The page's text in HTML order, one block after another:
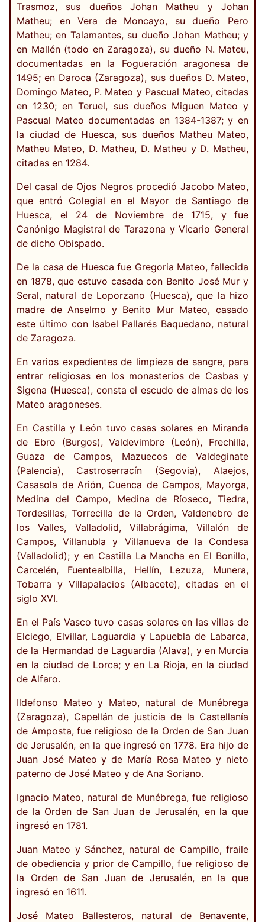
Trasmoz, sus dueños Johan Matheu y Johan
Matheu; en Vera de Moncayo, su dueño Pero
Matheu; en Talamantes, su dueño Johan Matheu; y
en Mallén (todo en Zaragoza), su dueño N. Mateu,
documentadas en la Fogueración aragonesa de
1495; en Daroca (Zaragoza), sus dueños D. Mateo,
Domingo Mateo, P. Mateo y Pascual Mateo, citadas
en 1230; en Teruel, sus dueños Miguen Mateo y
Pascual Mateo documentadas en 1384-1387; y en
la ciudad de Huesca, sus dueños Matheu Mateo,
Matheu Mateo, D. Matheu, D. Matheu y D. Matheu,
citadas en 1284.
Del casal de Ojos Negros procedió Jacobo Mateo,
que entró Colegial en el Mayor de Santiago de
Huesca, el 24 de Noviembre de 1715, y fue
Canónigo Magistral de Tarazona y Vicario General
de dicho Obispado.
De la casa de Huesca fue Gregoria Mateo, fallecida
en 1878, que estuvo casada con Benito José Mur y
Seral, natural de Loporzano (Huesca), que la hizo
madre de Anselmo y Benito Mur Mateo, casado
este último con Isabel Pallarés Baquedano, natural
de Zaragoza.
En varios expedientes de limpieza de sangre, para
entrar religiosas en los monasterios de Casbas y
Sigena (Huesca), consta el escudo de almas de los
Mateo aragoneses.
En Castilla y León tuvo casas solares en Miranda
de Ebro (Burgos), Valdevimbre (León), Frechilla,
Guaza de Campos, Mazuecos de Valdeginate
(Palencia), Castroserracín (Segovia), Alaejos,
Casasola de Arión, Cuenca de Campos, Mayorga,
Medina del Campo, Medina de Ríoseco, Tiedra,
Tordesillas, Torrecilla de la Orden, Valdenebro de
los Valles, Valladolid, Villabrágima, Villalón de
Campos, Villanubla y Villanueva de la Condesa
(Valladolid); y en Castilla La Mancha en El Bonillo,
Carcelén, Fuentealbilla, Hellín, Lezuza, Munera,
Tobarra y Villapalacios (Albacete), citadas en el
siglo XVI.
En el País Vasco tuvo casas solares en las villas de
Elciego, Elvillar, Laguardia y Lapuebla de Labarca,
de la Hermandad de Laguardia (Alava), y en Murcia
en la ciudad de Lorca; y en La Rioja, en la ciudad
de Alfaro.
Ildefonso Mateo y Mateo, natural de Munébrega
(Zaragoza), Capellán de justicia de la Castellanía
de Amposta, fue religioso de la Orden de San Juan
de Jerusalén, en la que ingresó en 1778. Era hijo de
Juan José Mateo y de María Rosa Mateo y nieto
paterno de José Mateo y de Ana Soriano.
Ignacio Mateo, natural de Munébrega, fue religioso
de la Orden de San Juan de Jerusalén, en la que
ingresó en 1781.
Juan Mateo y Sánchez, natural de Campillo, fraile
de obediencia y prior de Campillo, fue religioso de
la Orden de San Juan de Jerusalén, en la que
ingresó en 1611.
José Mateo Ballesteros, natural de Benavente,